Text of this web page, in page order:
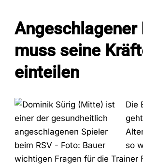
Jugend
Fans
Trainingszeiten
Kontakt
Angeschlagener
muss seine
einteilen
Die
so
wichtigen Fragen für die Trainer